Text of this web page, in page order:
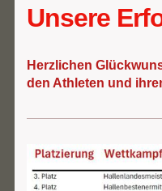
Unsere
Herzlichen
den Athleten und